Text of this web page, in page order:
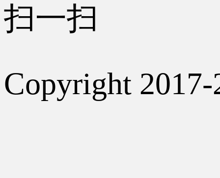
扫一扫
Copyright